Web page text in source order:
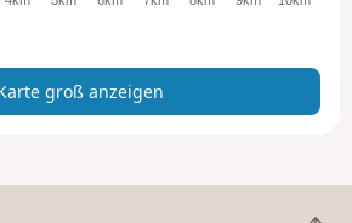
z
i
groß anzeigen